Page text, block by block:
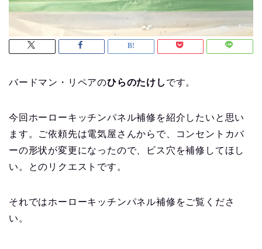
バードマン・リペアのひらのたけし です。
今回ホーローキッチンパネル補修を紹介したいと思い
ます。ご依頼先は電気屋さんからで、
コンセントカバ
ーの形状が変更になったので、ビス穴を補修してほし
い。とのリクエストです。
それではホーローキッチンパネル補修をご覧くださ
い。